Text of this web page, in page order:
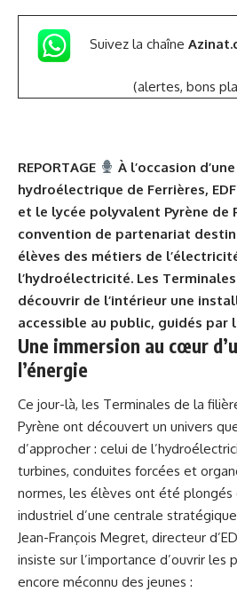
Suivez la chaîne
(alertes, bons
REPORTAGE
À l’occasion
hydroélectrique de Ferrières,
et le lycée polyvalent Pyrène de
convention de partenariat
élèves des métiers de
l’hydroélectricité. Les Terminales
découvrir de l’intérieur une
accessible au public, guidés par
Une immersion au cœur
l’énergie
Ce jour-là, les Terminales de la
Pyrène ont découvert un univers
d’approcher : celui de
turbines, conduites forcées et
normes, les élèves ont été plongés
industriel d’une centrale
Jean-François Megret, directeur
insiste sur l’importance d’ouvrir les
encore méconnu des jeunes :